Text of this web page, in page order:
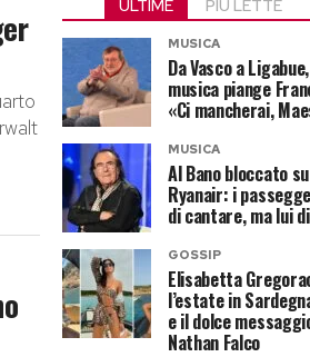
ULTIME PIÙ LETTE
MUSICA
Da Vasco a
musica piange
«Ci mancherai,
MUSICA
Al Bano bloccato
Ryanair: i
di cantare, ma lui
GOSSIP
Elisabetta
l’estate in
e il dolce
Nathan Falco